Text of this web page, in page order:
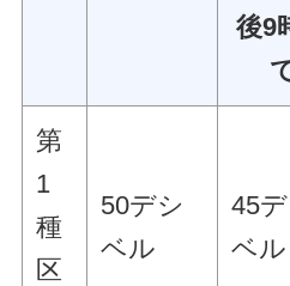
後9
第
1
種
区
50デシ
ベル
45
ベル